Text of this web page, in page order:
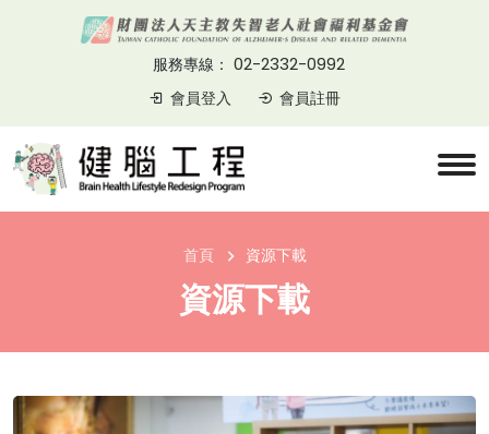
服務專線： 02-2332-0992
會員登入 會員註冊
首頁 資源下載
資源下載